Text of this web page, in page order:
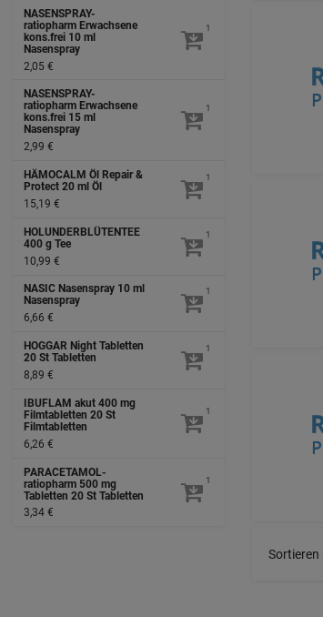
Sortieren
NASENSPRAY-
ratiopharm Erwachsene
kons.frei 10 ml
Nasenspray
2,05 €
1
NASENSPRAY-
ratiopharm Erwachsene
kons.frei 15 ml
Nasenspray
2,99 €
1
HÄMOCALM Öl Repair &
Protect 20 ml Öl
15,19 €
1
HOLUNDERBLÜTENTEE
400 g Tee
10,99 €
1
NASIC Nasenspray 10 ml
Nasenspray
6,66 €
1
HOGGAR Night Tabletten
20 St Tabletten
8,89 €
1
IBUFLAM akut 400 mg
Filmtabletten 20 St
Filmtabletten
6,26 €
1
PARACETAMOL-
ratiopharm 500 mg
Tabletten 20 St Tabletten
3,34 €
1